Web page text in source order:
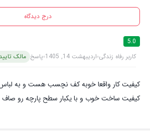
درج دیدگاه
5.0
کاربر رفاه زندگی اردیبهشت 14, 1405 پاسخ مالک
کیفیت کار واقعا خوبه کف نچسب هست و به
کیفیت ساخت خوب و با یکبار سطح پارچه رو صاف